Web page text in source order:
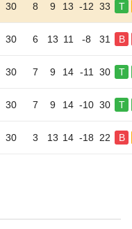
30 8 9 13 -12 33 T
30 6 13 11 -8 31 B
30 7 9 14 -11 30 T
30 7 9 14 -10 30 T
30 3 13 14 -18 22 B